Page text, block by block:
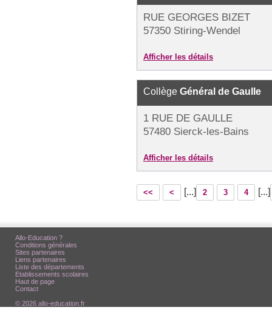
RUE GEORGES BIZET
57350 Stiring-Wendel
Afficher les détails
Collège Général de Gaulle
1 RUE DE GAULLE
57480 Sierck-les-Bains
Afficher les détails
<< < [...] 2 3 4 [...]
Allo-Education ?
Conditions générales
Sites partenaires
Liens partenaires
Liste des départements
Etablissements scolaires
Haut de page
Contact
© 2026 allo-education.fr